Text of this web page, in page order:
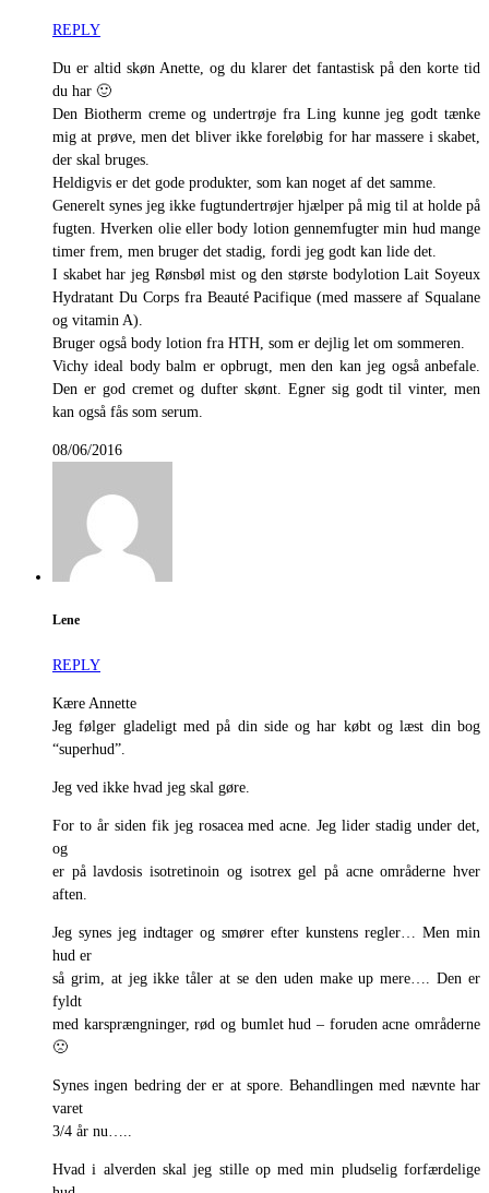
REPLY
Du er altid skøn Anette, og du klarer det fantastisk på den korte tid
du har 🙂
Den Biotherm creme og undertrøje fra Ling kunne jeg godt tænke
mig at prøve, men det bliver ikke foreløbig for har massere i skabet,
der skal bruges.
Heldigvis er det gode produkter, som kan noget af det samme.
Generelt synes jeg ikke fugtundertrøjer hjælper på mig til at holde på
fugten. Hverken olie eller body lotion gennemfugter min hud mange
timer frem, men bruger det stadig, fordi jeg godt kan lide det.
I skabet har jeg Rønsbøl mist og den største bodylotion Lait Soyeux
Hydratant Du Corps fra Beauté Pacifique (med massere af Squalane
og vitamin A).
Bruger også body lotion fra HTH, som er dejlig let om sommeren.
Vichy ideal body balm er opbrugt, men den kan jeg også anbefale.
Den er god cremet og dufter skønt. Egner sig godt til vinter, men
kan også fås som serum.
08/06/2016
Lene
REPLY
Kære Annette
Jeg følger gladeligt med på din side og har købt og læst din bog
“superhud”.
Jeg ved ikke hvad jeg skal gøre.
For to år siden fik jeg rosacea med acne. Jeg lider stadig under det,
og
er på lavdosis isotretinoin og isotrex gel på acne områderne hver
aften.
Jeg synes jeg indtager og smører efter kunstens regler… Men min
hud er
så grim, at jeg ikke tåler at se den uden make up mere…. Den er
fyldt
med karsprængninger, rød og bumlet hud – foruden acne områderne
🙁
Synes ingen bedring der er at spore. Behandlingen med nævnte har
varet
3/4 år nu…..
Hvad i alverden skal jeg stille op med min pludselig forfærdelige